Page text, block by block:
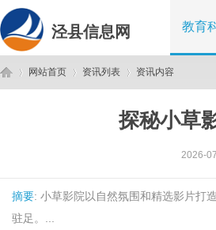
泾县信息网 教育
网站首页 资讯列表 资讯内容
探秘小草
2026-
摘要: 小草影院以自然氛围和精选影片打
驻足。...